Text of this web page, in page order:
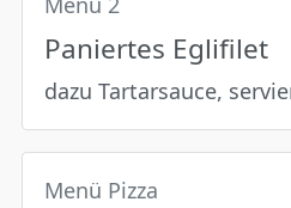
Paniertes Eglifilet
dazu Tartarsauce,
Menü Pizza